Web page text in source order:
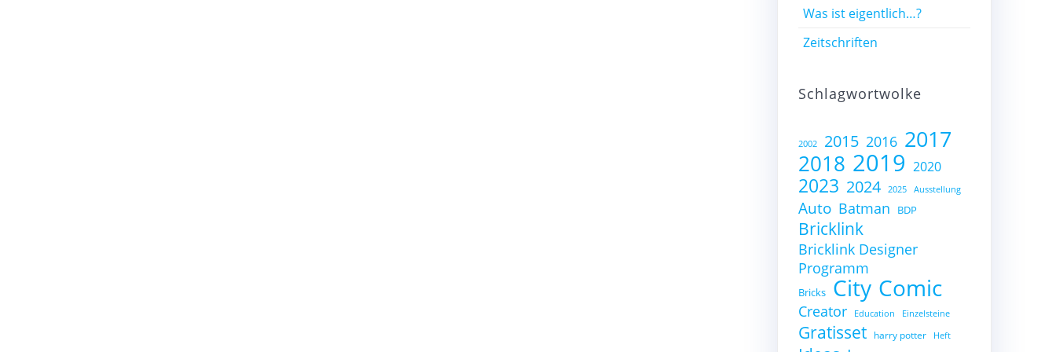
Was ist eigentlich…?
Zeitschriften
Schlagwortwolke
2002 2015 2016 2017
2018 2019 2020
2023 2024 2025 Ausstellung
Auto Batman BDP
Bricklink
Bricklink Designer
Programm
Bricks City Comic
Creator Education Einzelsteine
Gratisset harry potter Heft